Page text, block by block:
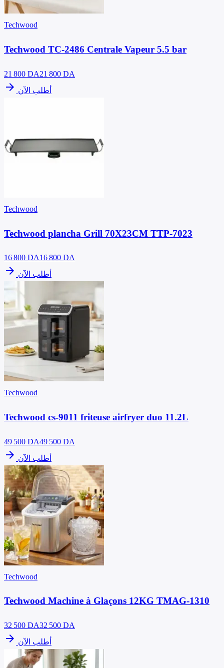
Techwood
Techwood TC-2486 Centrale Vapeur 5.5 bar
21 800 DA21 800 DA
arrow_forward أطلب الآن
Techwood
Techwood plancha Grill 70X23CM TTP-7023
16 800 DA16 800 DA
arrow_forward أطلب الآن
Techwood
Techwood cs-9011 friteuse airfryer duo 11.2L
49 500 DA49 500 DA
arrow_forward أطلب الآن
Techwood
Techwood Machine à Glaçons 12KG TMAG-1310
32 500 DA32 500 DA
arrow_forward أطلب الآن